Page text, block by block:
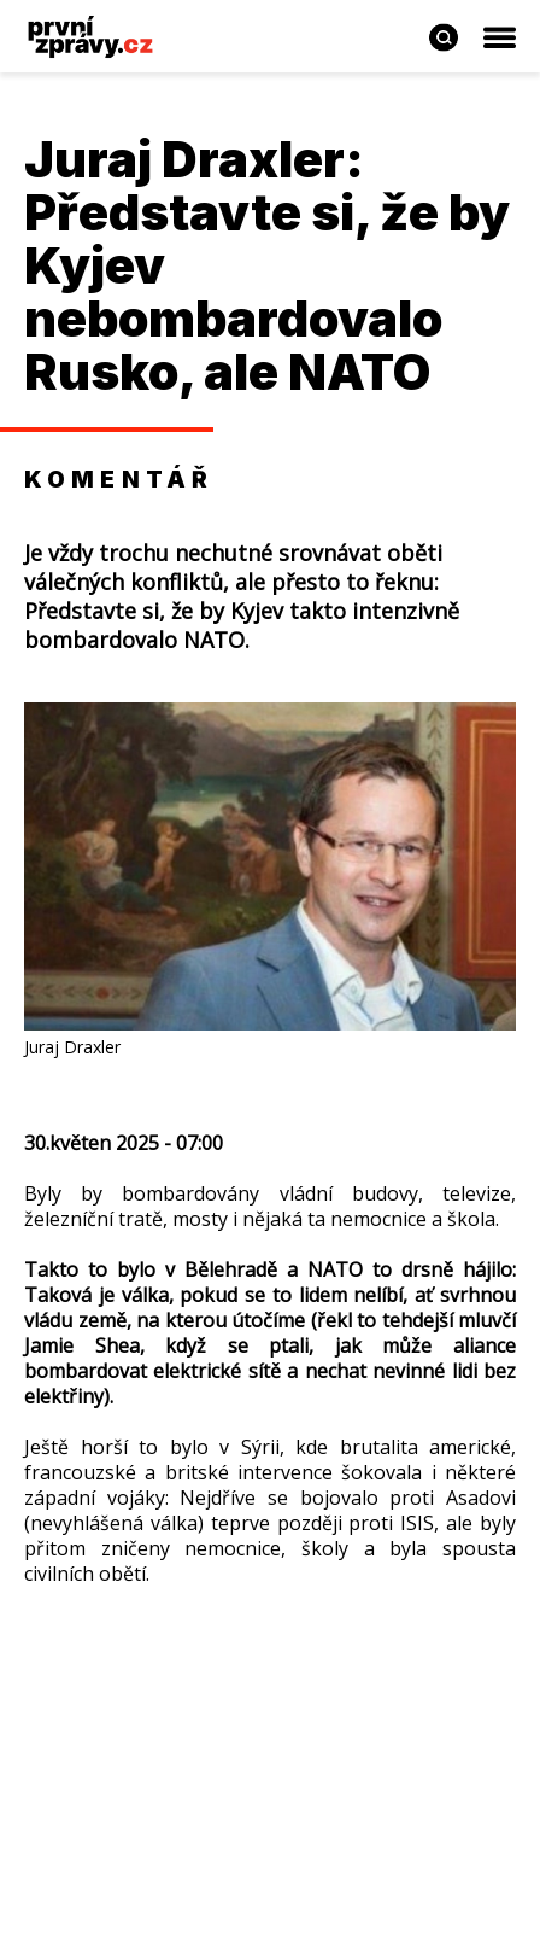
Juraj Draxler:
Představte si, že by
Kyjev
nebombardovalo
Rusko, ale NATO
KOMENTÁŘ
Je vždy trochu nechutné srovnávat oběti
válečných konfliktů, ale přesto to řeknu:
Představte si, že by Kyjev takto intenzivně
bombardovalo NATO.
Juraj Draxler
30.květen 2025 - 07:00
Byly by bombardovány vládní budovy, televize,
železníční tratě, mosty i nějaká ta nemocnice a škola.
Takto to bylo v Bělehradě a NATO to drsně hájilo:
Taková je válka, pokud se to lidem nelíbí, ať svrhnou
vládu země, na kterou útočíme (řekl to tehdejší mluvčí
Jamie Shea, když se ptali, jak může aliance
bombardovat elektrické sítě a nechat nevinné lidi bez
elektřiny).
Ještě horší to bylo v Sýrii, kde brutalita americké,
francouzské a britské intervence šokovala i některé
západní vojáky: Nejdříve se bojovalo proti Asadovi
(nevyhlášená válka) teprve později proti ISIS, ale byly
přitom zničeny nemocnice, školy a byla spousta
civilních obětí.